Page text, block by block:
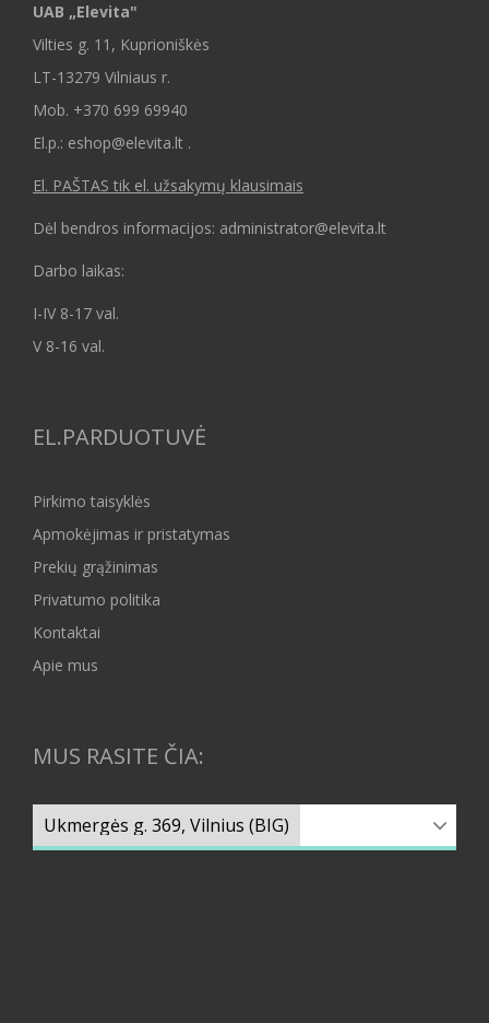
UAB „Elevita"
Vilties g. 11, Kuprioniškės
LT-13279 Vilniaus r.
Mob. +370 699 69940
El.p.: eshop@elevita.lt .
El. PAŠTAS tik el. užsakymų klausimais
Dėl bendros informacijos: administrator@elevita.lt
Darbo laikas:
I-IV 8-17 val.
V 8-16 val.
EL.PARDUOTUVĖ
Pirkimo taisyklės
Apmokėjimas ir pristatymas
Prekių grąžinimas
Privatumo politika
Kontaktai
Apie mus
MUS RASITE ČIA: